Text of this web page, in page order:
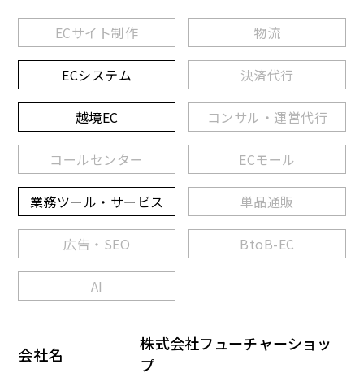
ECサイト制作 物流
ECシステム 決済代行
越境EC コンサル・運営代行
コールセンター ECモール
業務ツール・サービス 単品通販
広告・SEO BtoB-EC
AI
会社名
株式会社フューチャーショッ
プ